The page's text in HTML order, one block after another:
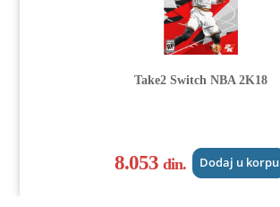
Take2 Switch NBA 2K18
8.053din. Dodaj u korpu